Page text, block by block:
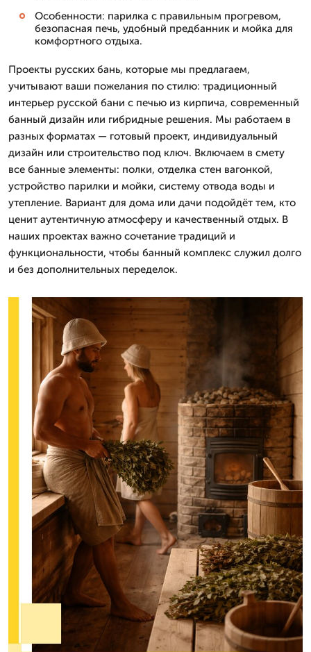
Особенности: парилка с правильным прогревом,
безопасная печь, удобный предбанник и мойка для
комфортного отдыха.
Проекты русских бань, которые мы предлагаем,
учитывают ваши пожелания по стилю: традиционный
интерьер русской бани с печью из кирпича, современный
банный дизайн или гибридные решения. Мы работаем в
разных форматах — готовый проект, индивидуальный
дизайн или строительство под ключ. Включаем в смету
все банные элементы: полки, отделка стен вагонкой,
устройство парилки и мойки, систему отвода воды и
утепление. Вариант для дома или дачи подойдёт тем, кто
ценит аутентичную атмосферу и качественный отдых. В
наших проектах важно сочетание традиций и
функциональности, чтобы банный комплекс служил долго
и без дополнительных переделок.